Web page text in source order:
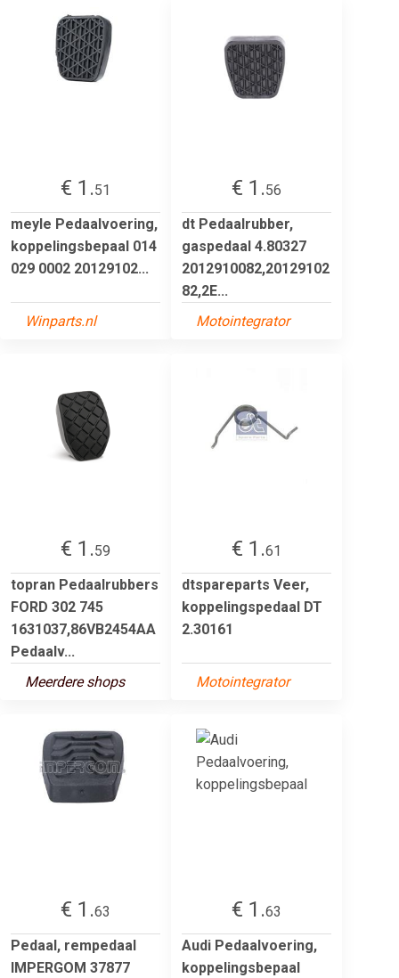
€ 1.51
meyle Pedaalvoering,
koppelingsbepaal 014
029 0002 20129102...
Winparts.nl
€ 1.56
dt Pedaalrubber,
gaspedaal 4.80327
2012910082,20129102
82,2E...
Motointegrator
€ 1.59
topran Pedaalrubbers
FORD 302 745
1631037,86VB2454AA
Pedaalv...
Meerdere shops
€ 1.61
dtspareparts Veer,
koppelingspedaal DT
2.30161
Motointegrator
€ 1.63
Pedaal, rempedaal
IMPERGOM 37877
€ 1.63
Audi Pedaalvoering,
koppelingsbepaal